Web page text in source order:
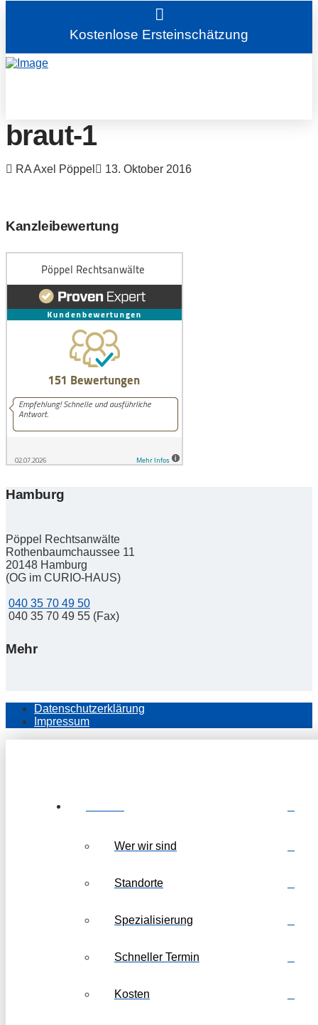
Kostenlose Ersteinschätzung
braut-1
RA Axel Pöppel 13. Oktober 2016
Kanzleibewertung
Hamburg
Pöppel Rechtsanwälte
Rothenbaumchaussee 11
20148 Hamburg
(OG im CURIO-HAUS)
040 35 70 49 50
040 35 70 49 55 (Fax)
Mehr
Datenschutzerklärung
Impressum
Wer wir sind
Standorte
Spezialisierung
Schneller Termin
Kosten